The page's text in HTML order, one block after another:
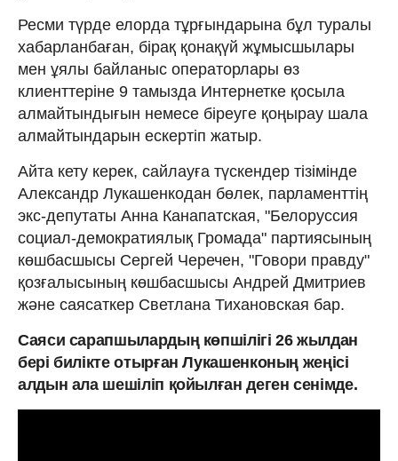
Ресми түрде елорда тұрғындарына бұл туралы
хабарланбаған, бірақ қонақүй жұмысшылары
мен ұялы байланыс операторлары өз
клиенттеріне 9 тамызда Интернетке қосыла
алмайтындығын немесе біреуге қоңырау шала
алмайтындарын ескертіп жатыр.
Айта кету керек, сайлауға түскендер тізімінде
Александр Лукашенкодан бөлек, парламенттің
экс-депутаты Анна Канапатская, "Белоруссия
социал-демократиялық Громада" партиясының
көшбасшысы Сергей Черечен, "Говори правду"
қозғалысының көшбасшысы Андрей Дмитриев
және саясаткер Светлана Тихановская бар.
Саяси сарапшылардың көпшілігі 26 жылдан
бері билікте отырған Лукашенконың жеңісі
алдын ала шешіліп қойылған деген сенімде.